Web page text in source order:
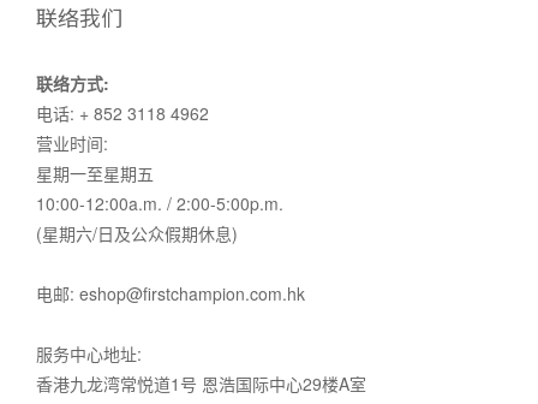
联络我们
联络方式:
电话: + 852 3118 4962
营业时间:
星期一至星期五
10:00-12:00a.m. / 2:00-5:00p.m.
(星期六/日及公众假期休息)
电邮: eshop@firstchampion.com.hk
服务中心地址:
香港九龙湾常悦道1号 恩浩国际中心29楼A室